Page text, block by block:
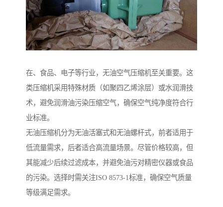
在、食品、电子等行业，无油空气压缩机至关重要。这
类压缩机采用特殊材质（如聚四乙烯涂层）或水润滑技
术，避免润滑油污染压缩空气，确保空气纯净度符合行
业标准。
无油压缩机分为无油活塞式和无油螺杆式，前者适用于
低流量需求，后者适合高流量场景。尽管价格较高，但
其能减少后续过滤成本，并避免油污对精密仪器或食品
的污染。选择时需关注ISO 8573-1标准，确保空气质量
等级满足需求。